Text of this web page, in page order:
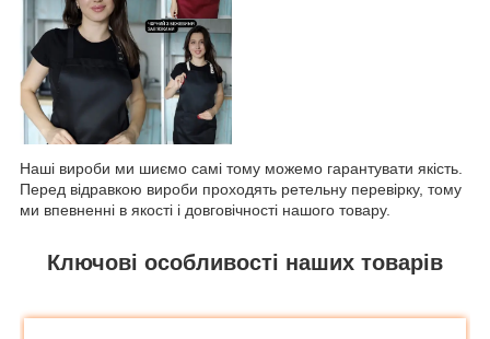
Наші вироби ми шиємо самі тому можемо гарантувати якість.
Перед відравкою вироби проходять ретельну перевірку, тому
ми впевненні в якості і довговічності нашого товару.
Ключові особливості наших товарів